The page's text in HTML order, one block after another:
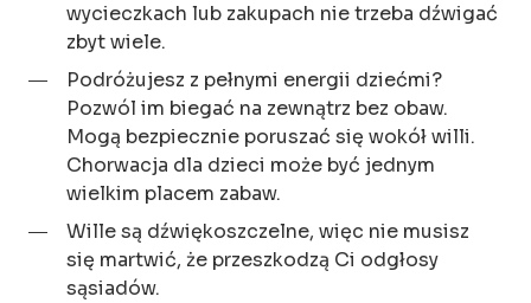
wycieczkach lub zakupach nie trzeba dźwigać
zbyt wiele.
Podróżujesz z pełnymi energii dziećmi?
Pozwól im biegać na zewnątrz bez obaw.
Mogą bezpiecznie poruszać się wokół willi.
Chorwacja dla dzieci może być jednym
wielkim placem zabaw.
Wille są dźwiękoszczelne, więc nie musisz
się martwić, że przeszkodzą Ci odgłosy
sąsiadów.